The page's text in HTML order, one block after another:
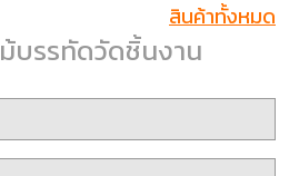
สินค้าทั้งหมด
บรรทัดวัดชิ้นงาน